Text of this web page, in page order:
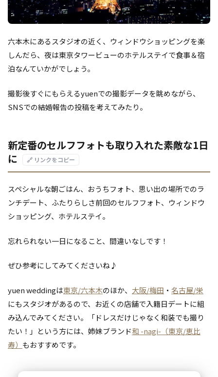
六本木にあるスタジオの近く、ウィンドウショッピングを楽
しんだら、夜は東京タワービューのホテルステイで食事＆宿
泊なんていかがでしょう。
撮影後すぐにもらえるyuenでの撮影データを眺めながら、
SNSでの結婚報告の投稿を考えてみたり。
新定番のセルフフォトも取り入れた素敵な1日
に
🔗 リンクをコピー
スペシャルな朝ごはん、おうちフォト、思い出の場所でのラ
ンチデート、ふたりらしさ前回のセルフフォト、ウィンドウ
ショッピング、ホテルステイ。
忘れられない一日になること、間違いなしです！
ぜひ参考にしてみてくださいね♪
yuen weddingは東京/六本木のほか、 大阪/梅田 ・ 名古屋/栄
にもスタジオがあるので、お近くの店舗で入籍日デートに組
み込んでみてください。「ドレスだけじゃなく和装でも撮り
たい！」という方には、姉妹ブランド和 -nagi-（東京/恵比
寿） もおすすめです。